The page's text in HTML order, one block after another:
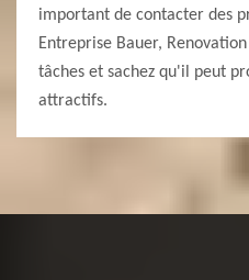
important de contacter des
Entreprise Bauer,
tâches et sachez qu'il peut
attractifs.